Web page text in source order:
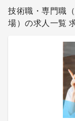
技術職・専門職
場）の求人一覧